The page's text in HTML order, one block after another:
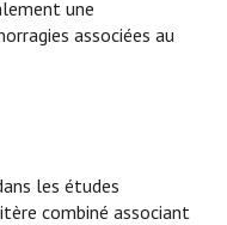
une
associées au
les études
combiné associant